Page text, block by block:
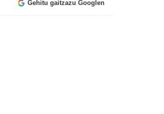
Gehitu gaitzazu Googlen